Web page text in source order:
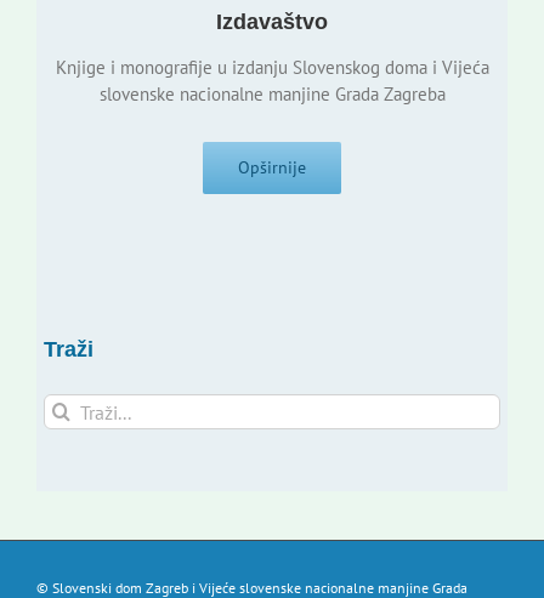
Izdavaštvo
Knjige i monografije u izdanju Slovenskog doma i Vijeća
slovenske nacionalne manjine Grada Zagreba
Opširnije
Traži
Traži...
© Slovenski dom Zagreb i Vijeće slovenske nacionalne manjine Grada